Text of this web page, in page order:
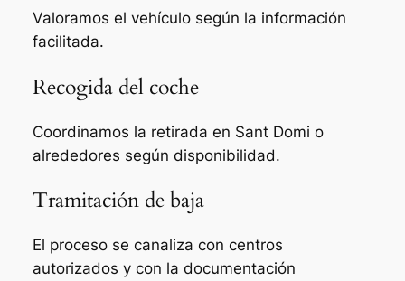
Valoramos el vehículo según la información
facilitada.
Recogida del coche
Coordinamos la retirada en Sant Domi o
alrededores según disponibilidad.
Tramitación de baja
El proceso se canaliza con centros
autorizados y con la documentación